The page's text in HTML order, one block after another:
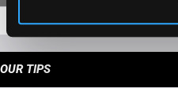
8-6-1
OUR TIPS